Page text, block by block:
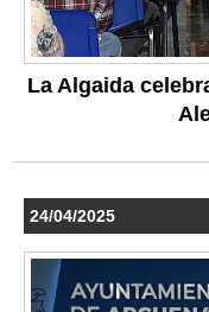
La Algaida
24/04/2025